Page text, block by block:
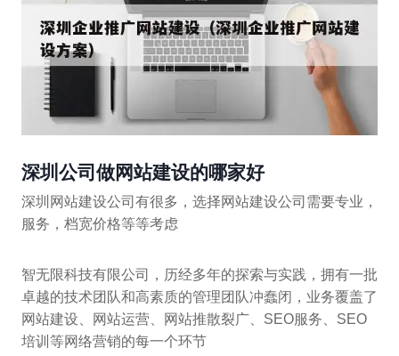
深圳公司做网站建设的哪家好
深圳网站建设公司有很多，选择网站建设公司需要专业，
服务，档宽价格等等考虑
智无限科技有限公司，历经多年的探索与实践，拥有一批
卓越的技术团队和高素质的管理团队冲蠢闭，业务覆盖了
网站建设、网站运营、网站推散裂广、SEO服务、SEO
培训等网络营销的每一个环节